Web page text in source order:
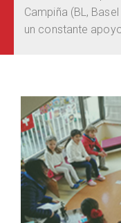
Campiña (BL,
un constante